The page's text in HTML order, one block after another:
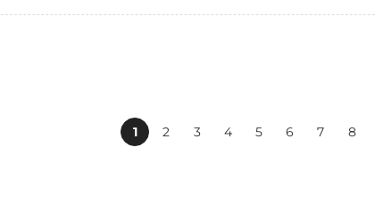
1 2 3 4 5 6 7 8